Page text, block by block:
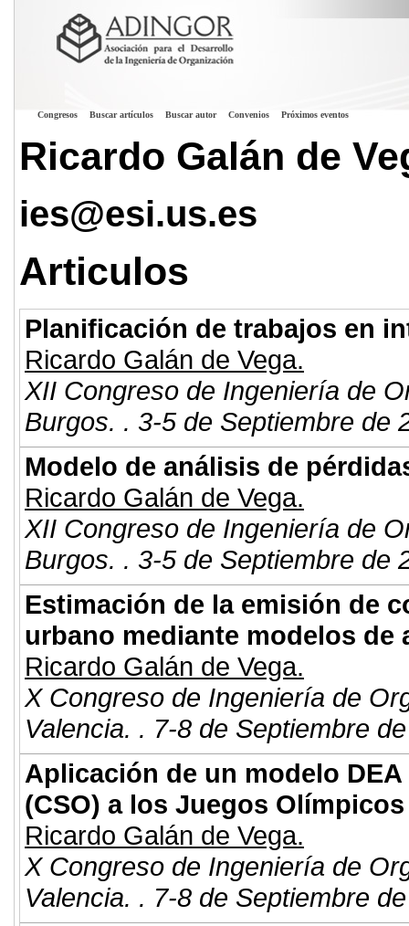
Congresos Buscar artículos Buscar autor Convenios Próximos eventos
Ricardo Galán de
ies@esi.us.es
Articulos
Planificación de trabajos en
Ricardo Galán de Vega.
XII Congreso de Ingeniería de
Burgos. . 3-5 de Septiembre de
Modelo de análisis de
Ricardo Galán de Vega.
XII Congreso de Ingeniería de
Burgos. . 3-5 de Septiembre de
Estimación de la emisión de
urbano mediante modelos de
Ricardo Galán de Vega.
X Congreso de Ingeniería de
Valencia. . 7-8 de Septiembre
Aplicación de un modelo
(CSO) a los Juegos
Ricardo Galán de Vega.
X Congreso de Ingeniería de
Valencia. . 7-8 de Septiembre